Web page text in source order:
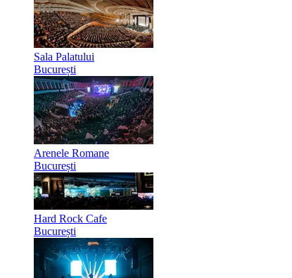
Sala Palatului
București
Arenele Romane
București
Hard Rock Cafe
București